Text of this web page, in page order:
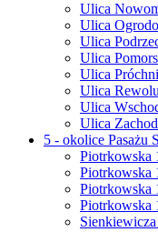
Ulica
Ulica
Ulica
Ulica
Ulica
Ulica
Ulica
Ulica
5 - okolice Pasażu
Piotrkowska
Piotrkowska
Piotrkowska
Piotrkowska
Sienkiewicza